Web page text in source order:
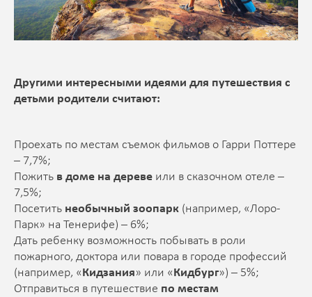
Другими интересными идеями для путешествия с
детьми родители считают:
Проехать по местам съемок фильмов о Гарри Поттере
– 7,7%;
Пожить в доме на дереве или в сказочном отеле –
7,5%;
Посетить необычный зоопарк (например, «Лоро-
Парк» на Тенерифе) – 6%;
Дать ребенку возможность побывать в роли
пожарного, доктора или повара в городе профессий
(например, «Кидзания» или «Кидбург») – 5%;
Отправиться в путешествие по местам